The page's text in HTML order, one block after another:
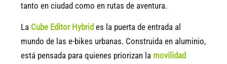
tanto en ciudad como en rutas de aventura.
La Cube Editor Hybrid es la puerta de entrada al
mundo de las e-bikes urbanas. Construida en aluminio,
está pensada para quienes priorizan la movilidad